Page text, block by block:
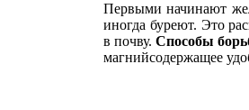
Первыми начинают
иногда буреют. Это
в почву.Способы
магнийсодержащее